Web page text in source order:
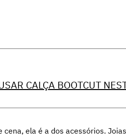
CALÇA BOOTCUT
ela é a dos acessórios.